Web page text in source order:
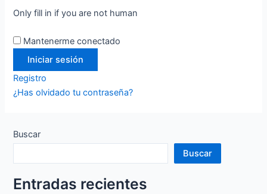
Only fill in if you are not human
Mantenerme conectado
Registro
¿Has olvidado tu contraseña?
Buscar
Buscar
Entradas recientes